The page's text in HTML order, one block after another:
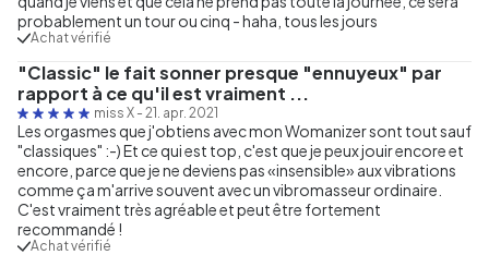
probablement un tour ou cinq - haha, tous les jours
Achat vérifié
"Classic" le fait sonner presque "ennuyeux" par
rapport à ce qu'il est vraiment ...
miss X - 21. apr. 2021
Les orgasmes que j'obtiens avec mon Womanizer sont tout sauf
"classiques" :-) Et ce qui est top, c'est que je peux jouir encore et
encore, parce que je ne deviens pas «insensible» aux vibrations
comme ça m'arrive souvent avec un vibromasseur ordinaire.
C'est vraiment très agréable et peut être fortement
recommandé !
Achat vérifié